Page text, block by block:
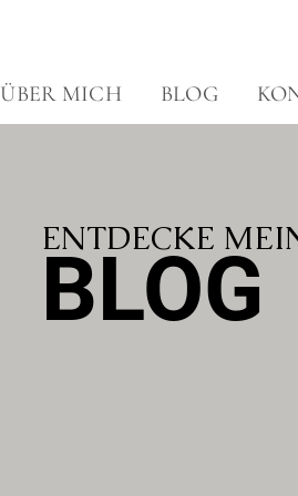
ÜBER MICH BLOG
BLOG
ENTDECKE